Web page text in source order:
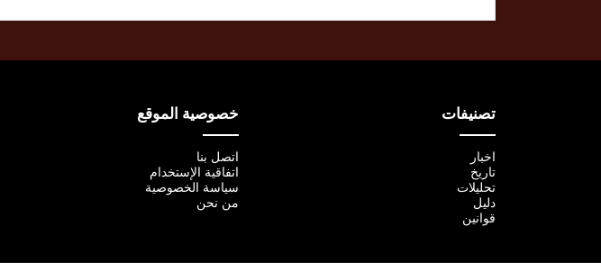
تصنيفات
اخبار
تاريخ
تحليلات
دليل
قوانين
خصوصية الموقع
اتصل بنا
اتفاقية الإستخدام
سياسة الخصوصية
من نحن